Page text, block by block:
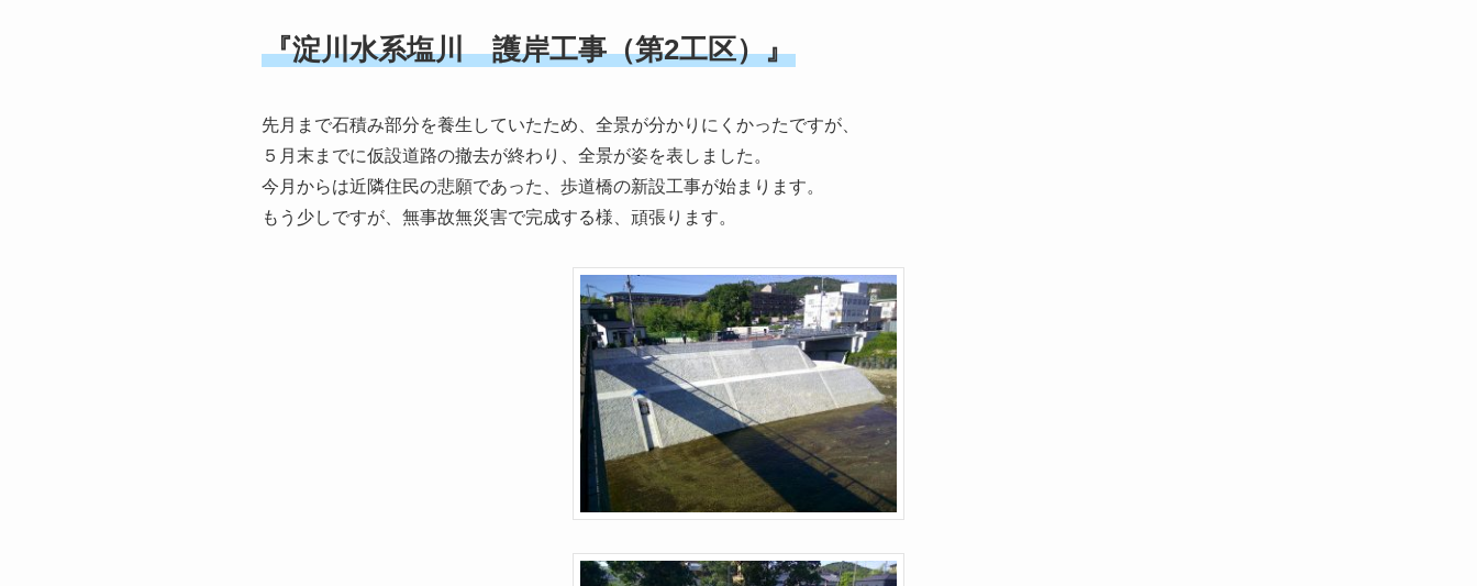
『淀川水系塩川 護岸工事（第2工区）』
先月まで石積み部分を養生していたため、全景が分かりにくかったですが、
５月末までに仮設道路の撤去が終わり、全景が姿を表しました。
今月からは近隣住民の悲願であった、歩道橋の新設工事が始まります。
もう少しですが、無事故無災害で完成する様、頑張ります。